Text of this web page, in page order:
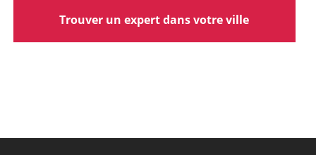
Trouver un expert dans votre ville